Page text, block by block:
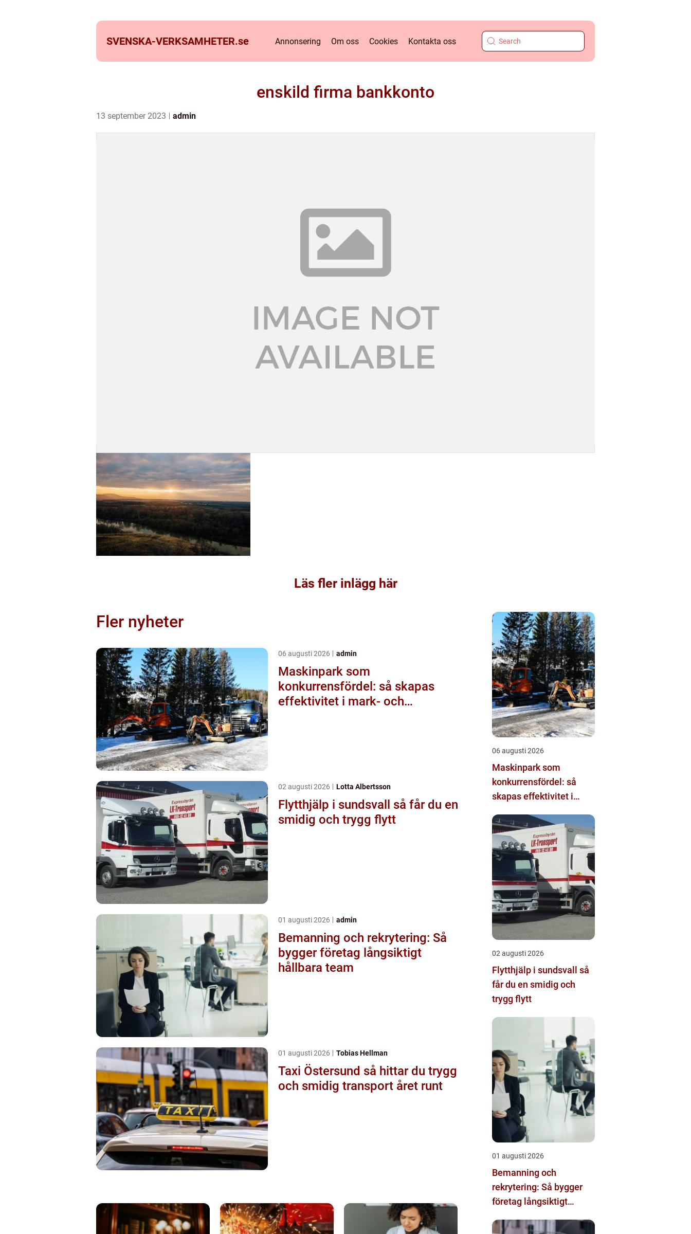
SVENSKA-VERKSAMHETER.se Annonsering Om oss Cookies Kontakta oss
enskild firma bankkonto
13 september 2023 admin
Läs fler inlägg här
Fler nyheter
06 augusti 2026 admin
Maskinpark som
konkurrensfördel: så skapas
effektivitet i mark- och
02 augusti 2026 Lotta Albertsson
Flytthjälp i sundsvall så får du en
smidig och trygg flytt
01 augusti 2026 admin
Bemanning och rekrytering: Så
bygger företag långsiktigt
hållbara team
01 augusti 2026 Tobias Hellman
Taxi Östersund så hittar du trygg
och smidig transport året runt
06 augusti 2026
Maskinpark som
konkurrensfördel: så
skapas effektivitet i
02 augusti 2026
Flytthjälp i sundsvall så
får du en smidig och
trygg flytt
01 augusti 2026
Bemanning och
rekrytering: Så bygger
företag långsiktigt